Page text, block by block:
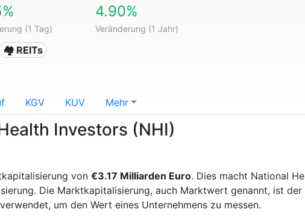
(1 Tag)
4.90%
Veränderung (1 Jahr)
🏘️ REITs
KGV KUV Mehr
Investors (NHI)
von €3.17 Milliarden Euro. Dies macht National
Die Marktkapitalisierung, auch Marktwert genannt, ist
um den Wert eines Unternehmens zu messen.